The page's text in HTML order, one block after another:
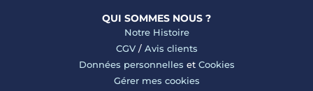
QUI SOMMES NOUS ?
Notre Histoire
CGV/ Avis clients
Données personnelles et Cookies
Gérer mes cookies